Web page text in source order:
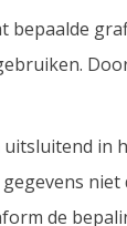
bepaalde
in
de